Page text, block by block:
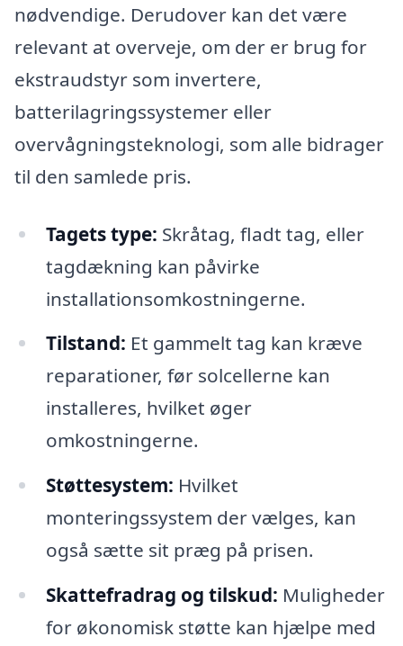
nødvendige. Derudover kan det være
relevant at overveje, om der er brug for
ekstraudstyr som invertere,
batterilagringssystemer eller
overvågningsteknologi, som alle bidrager
til den samlede pris.
Tagets type: Skråtag, fladt tag, eller
tagdækning kan påvirke
installationsomkostningerne.
Tilstand: Et gammelt tag kan kræve
reparationer, før solcellerne kan
installeres, hvilket øger
omkostningerne.
Støttesystem: Hvilket
monteringssystem der vælges, kan
også sætte sit præg på prisen.
Skattefradrag og tilskud: Muligheder
for økonomisk støtte kan hjælpe med